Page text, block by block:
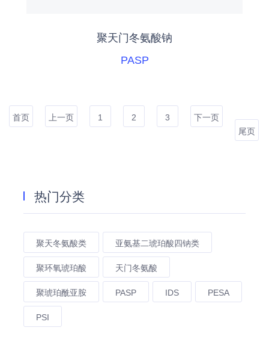
聚天门冬氨酸钠
PASP
首页 上一页 1 2 3
下一页
尾页
热门分类
聚天冬氨酸类 亚氨基二琥珀酸四钠类
聚环氧琥珀酸 天门冬氨酸
聚琥珀酰亚胺 PASP IDS PESA
PSI